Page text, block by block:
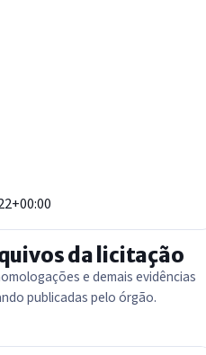
da licitação
e demais evidências
publicadas pelo órgão.